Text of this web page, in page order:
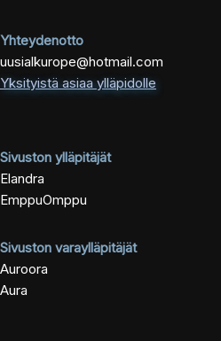
Yhteydenotto
uusialkurope@hotmail.com
Yksityistä asiaa ylläpidolle
Sivuston ylläpitäjät
Elandra
EmppuOmppu
Sivuston varaylläpitäjät
Auroora
Aura